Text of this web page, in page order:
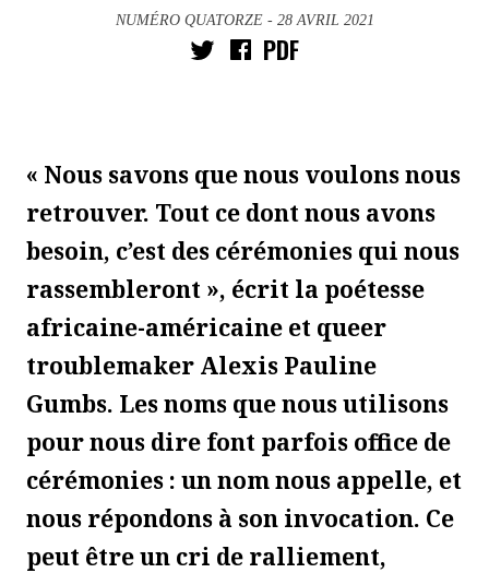
NUMÉRO QUATORZE - 28 AVRIL 2021
PDF
« Nous savons que nous voulons nous
retrouver. Tout ce dont nous avons
besoin, c’est des cérémonies qui nous
rassembleront », écrit la poétesse
africaine-américaine et queer
troublemaker Alexis Pauline
Gumbs. Les noms que nous utilisons
pour nous dire font parfois office de
cérémonies : un nom nous appelle, et
nous répondons à son invocation. Ce
peut être un cri de ralliement,